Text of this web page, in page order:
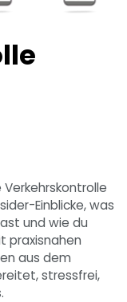
Verkehrskontrolle
Einblicke, was
und wie du
praxisnahen
aus dem
stressfrei,